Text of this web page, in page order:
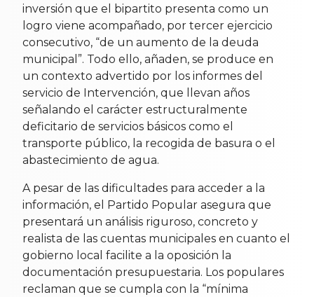
inversión que el bipartito presenta como un
logro viene acompañado, por tercer ejercicio
consecutivo, “de un aumento de la deuda
municipal”. Todo ello, añaden, se produce en
un contexto advertido por los informes del
servicio de Intervención, que llevan años
señalando el carácter estructuralmente
deficitario de servicios básicos como el
transporte público, la recogida de basura o el
abastecimiento de agua.
A pesar de las dificultades para acceder a la
información, el Partido Popular asegura que
presentará un análisis riguroso, concreto y
realista de las cuentas municipales en cuanto el
gobierno local facilite a la oposición la
documentación presupuestaria. Los populares
reclaman que se cumpla con la “mínima